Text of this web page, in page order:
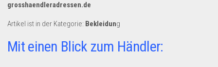
Kostenlos verkaufen
grosshaendleradressen.de
Artikel ist in der Kategorie: Bekleidung
Mit einen Blick zum Händler: